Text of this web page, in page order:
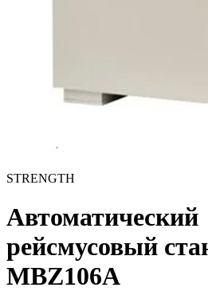
STRENGTH
Автоматический
рейсмусовый
MBZ106A